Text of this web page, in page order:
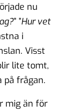
nu
” ”Hur vet
i
Visst
lite tomt,
på frågan.
mig än för